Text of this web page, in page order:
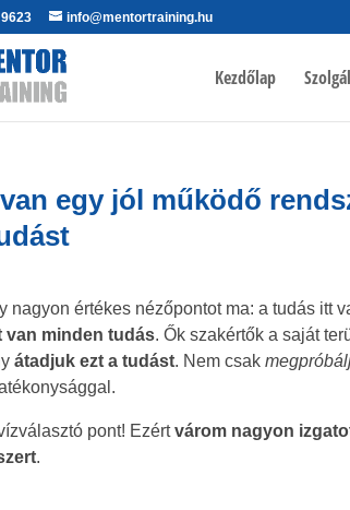
info@mentortraining.hu
Kezdőlap
egy jól működő
nagyon értékes nézőpontot ma: a tudás itt
van minden tudás. Ők szakértők a saját
átadjuk ezt a tudást. Nem csak
pont! Ezértvárom nagyon
.